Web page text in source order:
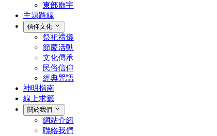
東部廟宇
主題路線
信仰文化
祭祀禮儀
節慶活動
文化傳承
民俗信仰
經典咒語
神明指南
線上求籤
關於我們
網站介紹
聯絡我們